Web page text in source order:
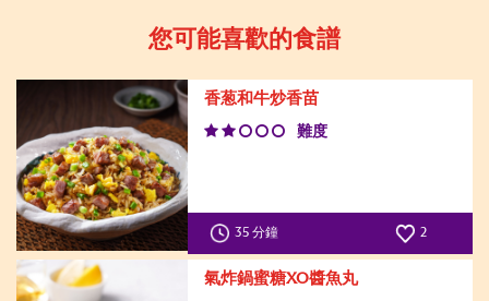
您可能喜歡的食譜
香葱和牛炒香苗
難度
35 分鐘 2
氣炸鍋蜜糖XO醬魚丸